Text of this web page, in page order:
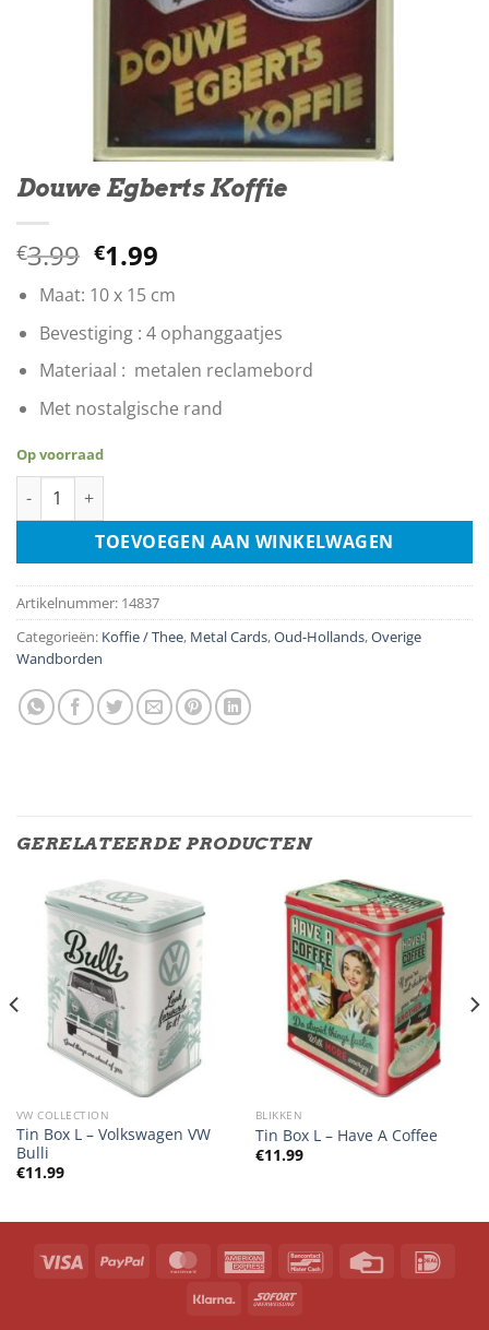
Douwe Egberts Koffie
€3.99 Oorspronkelijke
prijs
was:
€3.99.
€1.99
is:
€1.99.
Maat: 10 x 15 cm
Bevestiging : 4 ophanggaatjes
Materiaal : metalen reclamebord
Met nostalgische rand
Op voorraad
Douwe Egberts Koffie aantal
TOEVOEGEN AAN WINKELWAGEN
Artikelnummer: 14837
Categorieën: Koffie / Thee, Metal Cards,Oud-Hollands,Overige
Wandborden
GERELATEERDE PRODUCTEN
VW COLLECTION
Tin Box L – Volkswagen VW
Bulli
€11.99
BLIKKEN
Tin Box L – Have A Coffee
€11.99